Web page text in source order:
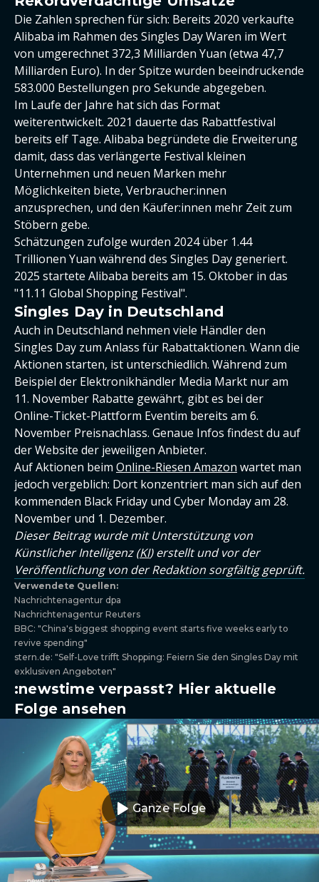
Die Zahlen sprechen für sich: Bereits 2020 verkaufte
Alibaba im Rahmen des Singles Day Waren im Wert
von umgerechnet 372,3 Milliarden Yuan (etwa 47,7
Milliarden Euro). In der Spitze wurden beeindruckende
583.000 Bestellungen pro Sekunde abgegeben.
Im Laufe der Jahre hat sich das Format
weiterentwickelt. 2021 dauerte das Rabattfestival
bereits elf Tage. Alibaba begründete die Erweiterung
damit, dass das verlängerte Festival kleinen
Unternehmen und neuen Marken mehr
Möglichkeiten biete, Verbraucher:innen
anzusprechen, und den Käufer:innen mehr Zeit zum
Stöbern gebe.
Schätzungen zufolge wurden 2024 über 1.44
Trillionen Yuan während des Singles Day generiert.
2025 startete Alibaba bereits am 15. Oktober in das
"11.11 Global Shopping Festival".
Singles Day in Deutschland
Auch in Deutschland nehmen viele Händler den
Singles Day zum Anlass für Rabattaktionen. Wann die
Aktionen starten, ist unterschiedlich. Während zum
Beispiel der Elektronikhändler Media Markt nur am
11. November Rabatte gewährt, gibt es bei der
Online-Ticket-Plattform Eventim bereits am 6.
November Preisnachlass. Genaue Infos findest du auf
der Website der jeweiligen Anbieter.
Auf Aktionen beim Online-Riesen Amazon wartet man
jedoch vergeblich: Dort konzentriert man sich auf den
kommenden Black Friday und Cyber Monday am 28.
November und 1. Dezember.
Dieser Beitrag wurde mit Unterstützung von
Künstlicher Intelligenz (KI) erstellt und vor der
Veröffentlichung von der Redaktion sorgfältig geprüft.
Verwendete Quellen:
Nachrichtenagentur dpa
Nachrichtenagentur Reuters
BBC: "China's biggest shopping event starts five weeks early to
revive spending"
stern.de: "Self-Love trifft Shopping: Feiern Sie den Singles Day mit
exklusiven Angeboten"
:newstime verpasst? Hier aktuelle
Folge ansehen
Ganze Folge